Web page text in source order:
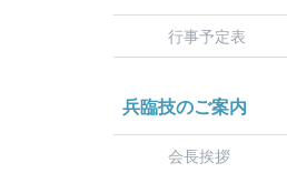
行事予定表
兵臨技のご案内
会長挨拶